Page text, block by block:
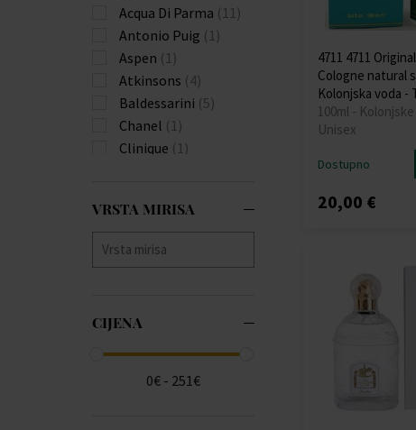
Acqua Di Parma (11)
Antonio Puig (1)
Aspen (1)
Atkinsons (4)
Baldessarini (5)
Chanel (1)
Clinique (1)
Dkny(1)
Elizabeth Taylor(1)
Estée Lauder
Halston
Hermes(15)
Jo Malone (45)
VRSTA MIRISA
CIJENA
0€ - 251€
4711 4711
Cologne natural
Kolonjska voda -
100ml -
Unisex
Dostupno
20,00 €